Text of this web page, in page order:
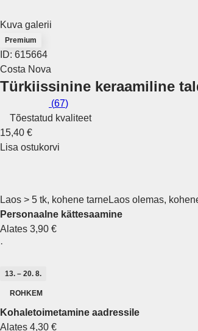
Kuva galerii
Premium
ID: 615664
Costa Nova
Türkiissinine keraamiline
(67)
Tõestatud kvaliteet
15,40 €
Lisa ostukorvi
Laos > 5 tk, kohene tarneLaos olemas,
Personaalne kättesaamine
Alates 3,90 €
·
13. – 20. 8.
ROHKEM
Kohaletoimetamine aadressile
Alates 4,30 €